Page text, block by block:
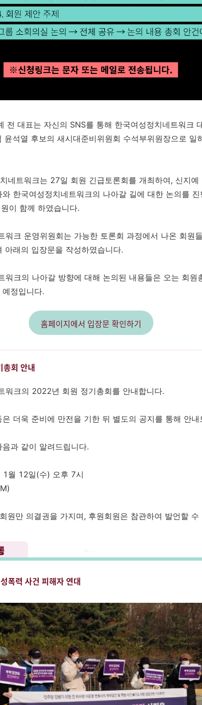
전 대표는 자신의 SNS를 통해 한국여성정치네트워크
윤석열 후보의 새시대준비위원회 수석부위원장으로 일
네트워크는 27일 회원 긴급토론회를 개최하여, 신지예
한국여성정치네트워크의 나아갈 길에 대한 논의를 진
이 함께 하였습니다.
워크 운영위원회는 가능한 토론회 과정에서 나온 회원
아래의 입장문을 작성하였습니다.
워크의 나아갈 방향에 대해 논의된 내용들은 오는 회원
정입니다.
홈페이지에서 입장문 확인하기
회 안내
워크의 2022년 회원 정기총회를 안내합니다.
더욱 준비에 만전을 기한 뒤 별도의 공지를 통해 안내
과 같이 알려드립니다.
1월 12일(수) 오후 7시
원만 의결권을 가지며, 후원회원은 참관하여 발언할 수
폭력 사건 피해자 연대